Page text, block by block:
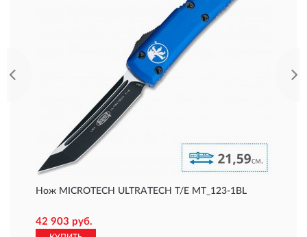
Нож MICROTECH ULTRATECH T/E MT_123-1BL
42 903 руб.